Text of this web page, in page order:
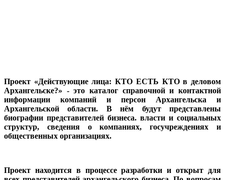
Проект «Действующие лица: КТО ЕСТЬ КТО в деловом
Архангельске?» - это каталог справочной и контактной
информации компаний и персон Архангельска и
Архангельской области. В нём будут представлены
биографии представителей бизнеса. власти и социальных
структур, сведения о компаниях, госучреждениях и
общественных организациях.
Проект находится в процессе разработки и открыт для